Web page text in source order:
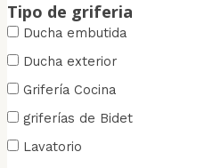
Tipo de griferia
Ducha embutida
Ducha exterior
Grifería Cocina
griferías de Bidet
Lavatorio